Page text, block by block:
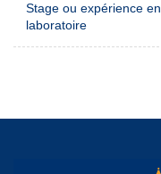
Stage ou expérience en
laboratoire